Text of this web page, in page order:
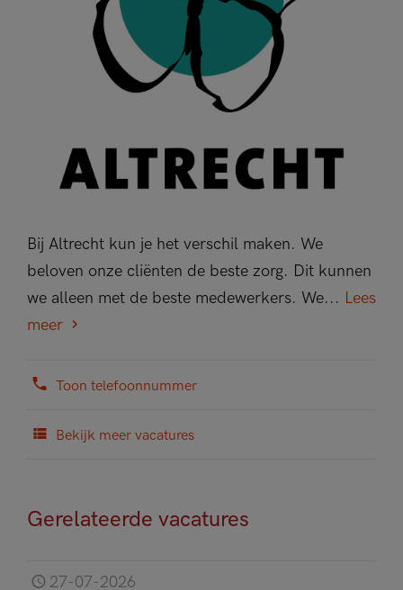
Bij Altrecht kun je het verschil maken. We
beloven onze cliënten de beste zorg. Dit kunnen
we alleen met de beste medewerkers. We... Lees
meer
Toon telefoonnummer
Bekijk meer vacatures
Gerelateerde vacatures
27-07-2026